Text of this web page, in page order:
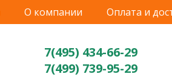
О компании Оплата и
7(495) 434-66-29
7(499) 739-95-29